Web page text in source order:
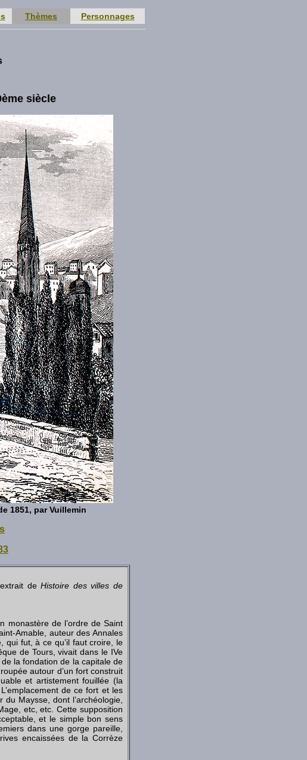
Thèmes Personnages
siècle
1851, par Vuillemin
deHistoire des villes de
monastère de l’ordre de Saint
Amable, auteur des Annales
qui fut, à ce qu’il faut croire, le
de Tours, vivait dans le IVe
la fondation de la capitale de
autour d’un fort construit
et artistement fouillée (la
de ce fort et les
Maysse, dont l’archéologie,
etc, etc. Cette supposition
et le simple bon sens
dans une gorge pareille,
encaissées de la Corrèze